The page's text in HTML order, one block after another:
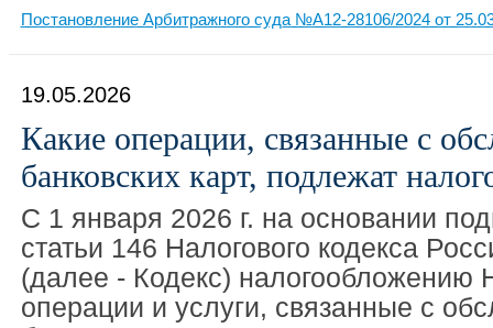
Постановление Арбитражного суда №А12-28106/2024 от
19.05.2026
Какие операции, связанные с
банковских карт, подлежат
С 1 января 2026 г. на основании
статьи 146 Налогового кодекса
(далее - Кодекс) налогообложению
операции и услуги, связанные с